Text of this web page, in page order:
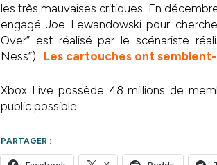
les très mauvaises critiques. En
engagé Joe Lewandowski pour
Over” est réalisé par le scénariste
Ness”). Les cartouches ont
Xbox Live possède 48 millions de
public possible.
PARTAGER :